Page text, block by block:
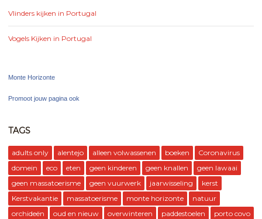
Vlinders kijken in Portugal
Vogels Kijken in Portugal
Monte Horizonte
Promoot jouw pagina ook
TAGS
adults only alentejo alleen volwassenen boeken
Coronavirus
domein
eco eten geen kinderen geen knallen
geen lawaai
geen massatoerisme
geen vuurwerk jaarwisseling
kerst
Kerstvakantie
massatoerisme monte horizonte
natuur
orchideën
oud en nieuw overwinteren paddestoelen
porto covo